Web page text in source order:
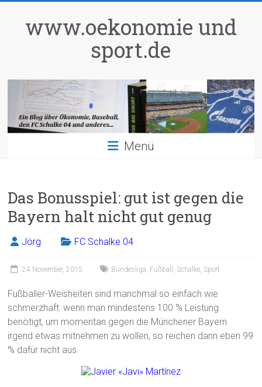
springenwww.oekonomie und
sport.de
Menü
Das Bonusspiel: gut ist gegen die
Bayern halt nicht gut genug
Jörg FC Schalke 04
24 November, 2015 Bundesliga, Fußball , Schalke, Sport
Fußballer-Weisheiten sind manchmal so einfach wie
schmerzhaft: wenn man mindestens 100 % Leistung
benötigt, um momentan gegen die Münchener Bayern
irgend etwas mitnehmen zu wollen, so reichen dann eben 99
% dafür nicht aus.